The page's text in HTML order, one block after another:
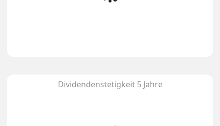
Dividendenstetigkeit 5 Jahre